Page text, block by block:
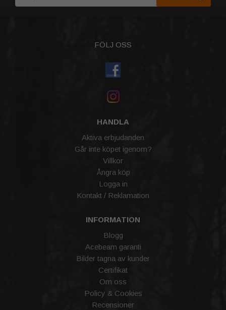
FÖLJ OSS
HANDLA
Aktiva erbjudanden
Går inte köpet igenom?
Villkor
Ångra köp
Logga in
Kontakt / Reklamation
INFORMATION
Blogg
Acebeam garanti
Bilder tagna av kunder
Certifikat
Om oss
Policy & Cookies
Recensioner